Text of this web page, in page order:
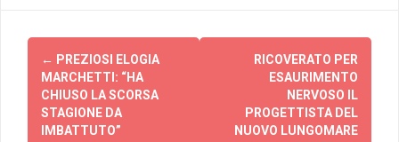
Navigazione
articolo
← PREZIOSI ELOGIA
MARCHETTI: “HA
CHIUSO LA SCORSA
STAGIONE DA
IMBATTUTO”
RICOVERATO PER
ESAURIMENTO
NERVOSO IL
PROGETTISTA DEL
NUOVO LUNGOMARE